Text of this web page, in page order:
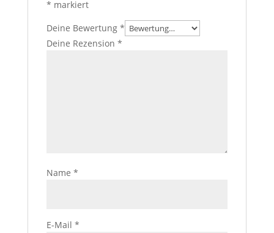
* markiert
Deine Bewertung *
Deine Rezension *
Name *
E-Mail *